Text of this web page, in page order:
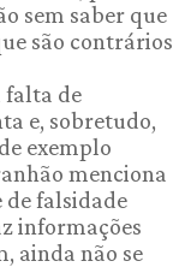
sem saber que
são contrários
falta de
e, sobretudo,
exemplo
menciona
de falsidade
informações
ainda não se